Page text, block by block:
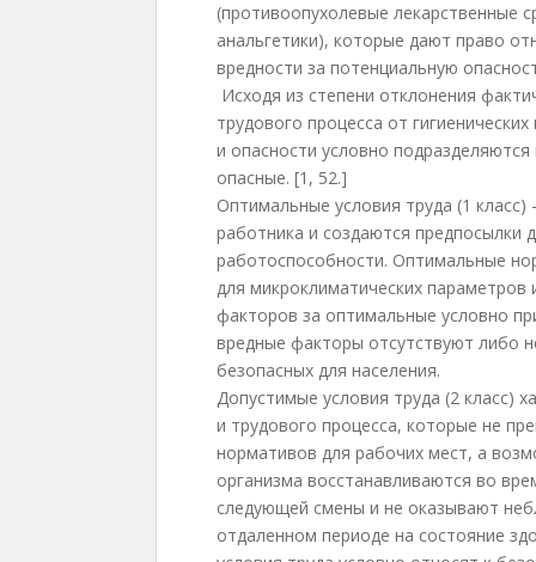
(противоопухолевые лекарственные
анальгетики), которые дают право
вредности за потенциальную
Исходя из степени отклонения
трудового процесса от
и опасности условно
опасные. [1, 52.]
Оптимальные условия труда (1
работника и создаются предпосылки
работоспособности. Оптимальные
для микроклиматических параметров
факторов за оптимальные условно
вредные факторы отсутствуют либо
безопасных для населения.
Допустимые условия труда (2 класс)
и трудового процесса, которые не
нормативов для рабочих мест, а
организма восстанавливаются во
следующей смены и не оказывают
отдаленном периоде на состояние